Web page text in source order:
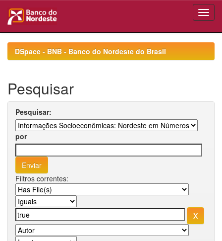
navigationDSpace - BNB - Banco do Nordeste do Brasil
Pesquisar
Pesquisar:
por
Filtros correntes: